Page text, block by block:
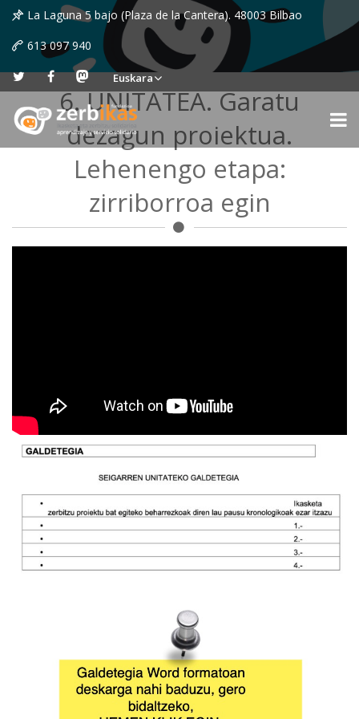
La Laguna 5 bajo (Plaza de la Cantera). 48003 Bilbao
613 097 940
Euskara
6. UNITATEA. Garatu
dezagun proiektua.
Lehenengo etapa:
zirriborroa egin